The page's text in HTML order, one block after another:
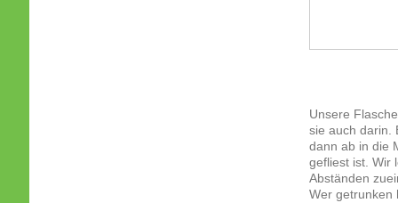
Unsere
sie auch darin.
dann ab in die
gefliest ist. Wir
Abständen
Wer getrunken